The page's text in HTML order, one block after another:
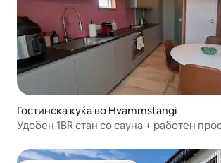
Гостинска куќа во Hvammstangi
Удобен 1BR стан со сауна + работен